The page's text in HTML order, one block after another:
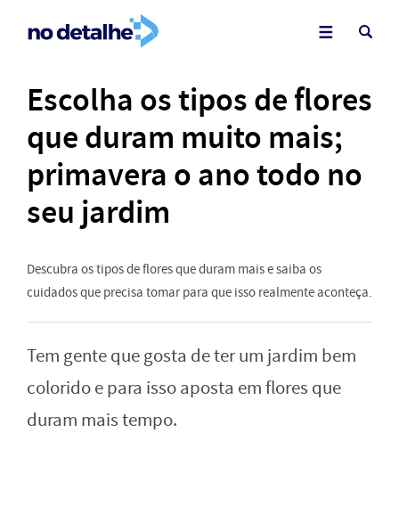
Escolha os tipos de flores
que duram muito mais;
primavera o ano todo no
seu jardim
Descubra os tipos de flores que duram mais e saiba os
cuidados que precisa tomar para que isso realmente aconteça.
Tem gente que gosta de ter um jardim bem
colorido e para isso aposta em flores que
duram mais tempo.